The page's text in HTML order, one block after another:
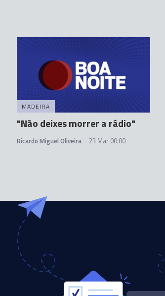
MADEIRA
"Não deixes morrer a rádio"
Ricardo Miguel Oliveira 23 Mar 00:00